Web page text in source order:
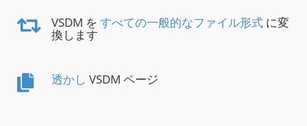
VSDM を すべての一般的なファイル形式 に変
換します
透かし VSDM ページ